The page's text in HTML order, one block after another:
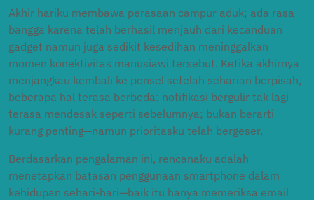
Akhir hariku membawa perasaan campur aduk; ada rasa
bangga karena telah berhasil menjauh dari kecanduan
gadget namun juga sedikit kesedihan meninggalkan
momen konektivitas manusiawi tersebut. Ketika akhirnya
menjangkau kembali ke ponsel setelah seharian berpisah,
beberapa hal terasa berbeda: notifikasi bergulir tak lagi
terasa mendesak seperti sebelumnya; bukan berarti
kurang penting—namun prioritasku telah bergeser.
Berdasarkan pengalaman ini, rencanaku adalah
menetapkan batasan penggunaan smartphone dalam
kehidupan sehari-hari—baik itu hanya memeriksa email